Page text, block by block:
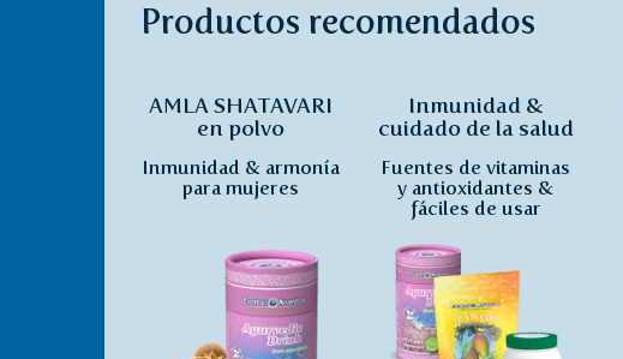
Productos recomendados
AMLA SHATAVARI
en polvo
Inmunidad & armonía
para mujeres
Inmunidad &
cuidado de la salud
Fuentes de vitaminas
y antioxidantes &
fáciles de usar